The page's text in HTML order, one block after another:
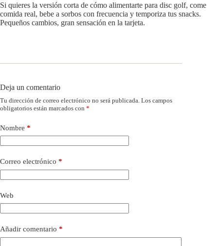
Si quieres la versión corta de cómo alimentarte para disc golf, come
comida real, bebe a sorbos con frecuencia y temporiza tus snacks.
Pequeños cambios, gran sensación en la tarjeta.
Deja un comentario
Tu dirección de correo electrónico no será publicada. Los campos
obligatorios están marcados con *
Nombre *
Correo electrónico *
Web
Añadir comentario *